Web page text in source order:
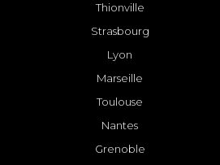
Thionville
Strasbourg
Lyon
Marseille
Toulouse
Nantes
Grenoble